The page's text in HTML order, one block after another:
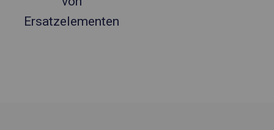
Ersatzelementen